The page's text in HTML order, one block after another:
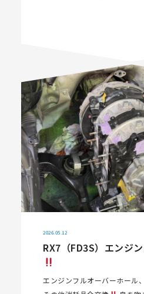
2026.05.12
RX7（FD3S）エンジ
エンジンフルオーバーホール